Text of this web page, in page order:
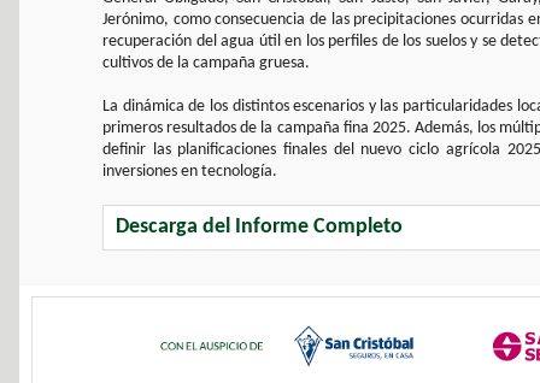
Jerónimo, como consecuencia de las precipitaciones ocurridas
recuperación del agua útil en los perfiles de los suelos y se
cultivos de la campaña gruesa.
La dinámica de los distintos escenarios y las particularidades
primeros resultados de la campaña fina 2025. Además, los
definir las planificaciones finales del nuevo ciclo agrícola
inversiones en tecnología.
Descarga del Informe Completo